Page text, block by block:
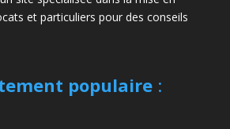
et particuliers pour des conseils
populaire: